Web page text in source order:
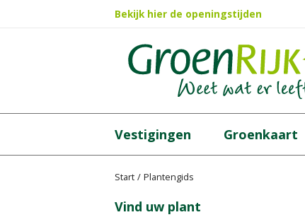
Start Plantengids
Bekijk hier de openingstijden
Vestigingen Groenkaart
Vind uw plant